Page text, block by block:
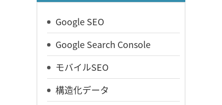
Google SEO
Google Search Console
モバイルSEO
構造化データ